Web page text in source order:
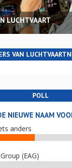
LUCHTVAART
VAN
POLL
NIEUWE NAAM
anders
(EAG)